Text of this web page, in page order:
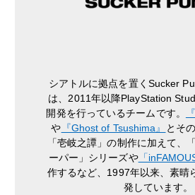
シアトルに拠点を置くSucker
は、2011年以降PlayStation
開発を行っているチームです。
や 『Ghost of Tsushima』
とそ
「壱岐之譚」の制作に加えて、
ーパー」シリーズや「
作するなど、1997年以来、素晴
発しています。